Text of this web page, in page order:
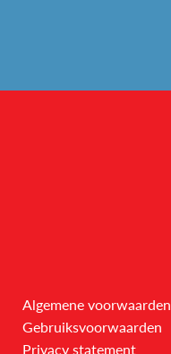
Algemene voorwaarden
Gebruiksvoorwaarden
Privacy statement